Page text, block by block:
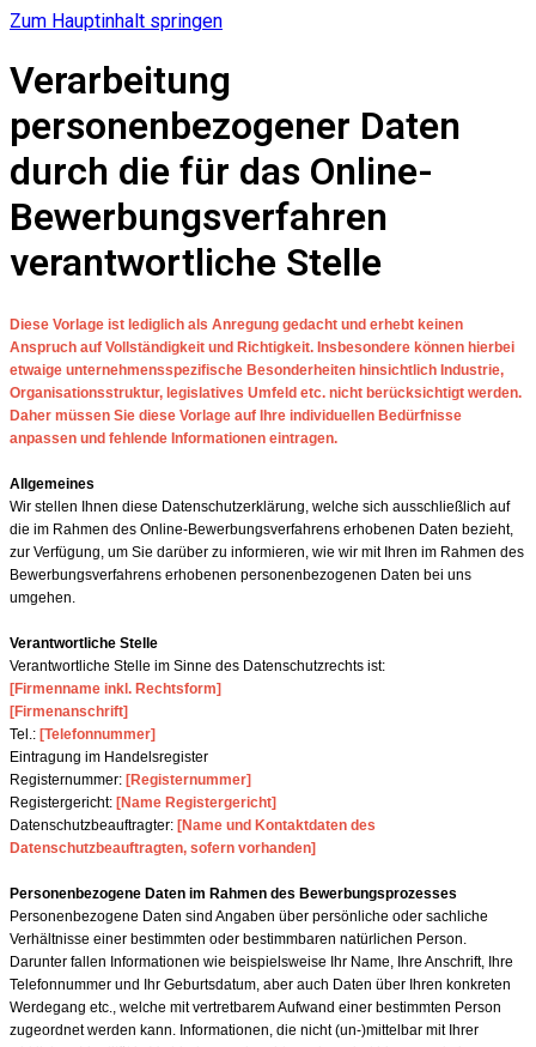
Zum Hauptinhalt springen
Verarbeitung
personenbezogener Daten
durch die für das Online-
Bewerbungsverfahren
verantwortliche Stelle
Diese Vorlage ist lediglich als Anregung gedacht und erhebt keinen
Anspruch auf Vollständigkeit und Richtigkeit. Insbesondere können hierbei
etwaige unternehmensspezifische Besonderheiten hinsichtlich Industrie,
Organisationsstruktur, legislatives Umfeld etc. nicht berücksichtigt werden.
Daher müssen Sie diese Vorlage auf Ihre individuellen Bedürfnisse
anpassen und fehlende Informationen eintragen.
Allgemeines
Wir stellen Ihnen diese Datenschutzerklärung, welche sich ausschließlich auf
die im Rahmen des Online-Bewerbungsverfahrens erhobenen Daten bezieht,
zur Verfügung, um Sie darüber zu informieren, wie wir mit Ihren im Rahmen des
Bewerbungsverfahrens erhobenen personenbezogenen Daten bei uns
umgehen.
Verantwortliche Stelle
Verantwortliche Stelle im Sinne des Datenschutzrechts ist:
[Firmenname inkl. Rechtsform]
[Firmenanschrift]
Tel.: [Telefonnummer]
Eintragung im Handelsregister
Registernummer: [Registernummer]
Registergericht: [Name Registergericht]
Datenschutzbeauftragter: [Name und Kontaktdaten des
Datenschutzbeauftragten, sofern vorhanden]
Personenbezogene Daten im Rahmen des Bewerbungsprozesses
Personenbezogene Daten sind Angaben über persönliche oder sachliche
Verhältnisse einer bestimmten oder bestimmbaren natürlichen Person.
Darunter fallen Informationen wie beispielsweise Ihr Name, Ihre Anschrift, Ihre
Telefonnummer und Ihr Geburtsdatum, aber auch Daten über Ihren konkreten
Werdegang etc., welche mit vertretbarem Aufwand einer bestimmten Person
zugeordnet werden kann. Informationen, die nicht (un-)mittelbar mit Ihrer